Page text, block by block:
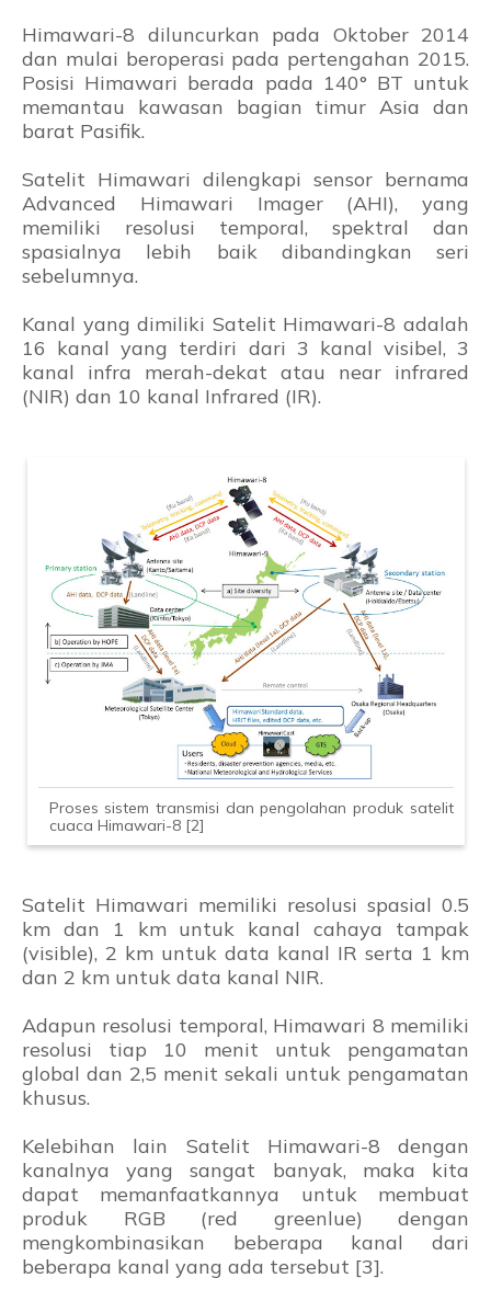
Himawari-8 diluncurkan pada Oktober 2014
dan mulai beroperasi pada pertengahan 2015.
Posisi Himawari berada pada 140° BT untuk
memantau kawasan bagian timur Asia dan
barat Pasifik.
Satelit Himawari dilengkapi sensor bernama
Advanced Himawari Imager (AHI), yang
memiliki resolusi temporal, spektral dan
spasialnya lebih baik dibandingkan seri
sebelumnya.
Kanal yang dimiliki Satelit Himawari-8 adalah
16 kanal yang terdiri dari 3 kanal visibel, 3
kanal infra merah-dekat atau near infrared
(NIR) dan 10 kanal Infrared (IR).
Proses sistem transmisi dan pengolahan produk satelit
cuaca Himawari-8 [2]
Satelit Himawari memiliki resolusi spasial 0.5
km dan 1 km untuk kanal cahaya tampak
(visible), 2 km untuk data kanal IR serta 1 km
dan 2 km untuk data kanal NIR.
Adapun resolusi temporal, Himawari 8 memiliki
resolusi tiap 10 menit untuk pengamatan
global dan 2,5 menit sekali untuk pengamatan
khusus.
Kelebihan lain Satelit Himawari-8 dengan
kanalnya yang sangat banyak, maka kita
dapat memanfaatkannya untuk membuat
produk RGB (red greenlue) dengan
mengkombinasikan beberapa kanal dari
beberapa kanal yang ada tersebut [3].